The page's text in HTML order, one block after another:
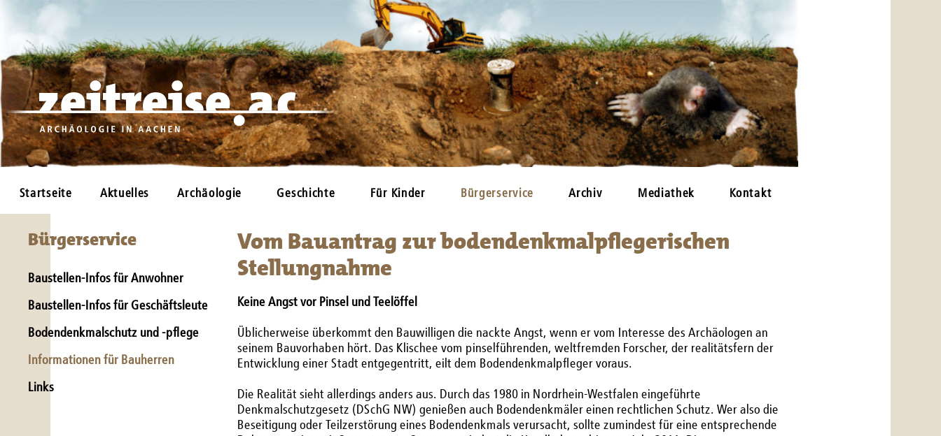
Startseite Aktuelles Archäologie Geschichte Für Kinder Bürgerservice Archiv Mediathek Kontakt
Bürgerservice
Baustellen-Infos für Anwohner
Baustellen-Infos für Geschäftsleute
Bodendenkmalschutz und -pflege
Informationen für Bauherren
Links
Vom Bauantrag zur bodendenkmalpflegerischen
Stellungnahme
Keine Angst vor Pinsel und Teelöffel
Üblicherweise überkommt den Bauwilligen die nackte Angst, wenn er vom Interesse des Archäologen an
seinem Bauvorhaben hört. Das Klischee vom pinselführenden, weltfremden Forscher, der realitätsfern der
Entwicklung einer Stadt entgegentritt, eilt dem Bodendenkmalpfleger voraus.
Die Realität sieht allerdings anders aus. Durch das 1980 in Nordrhein-Westfalen eingeführte
Denkmalschutzgesetz (DSchG NW) genießen auch Bodendenkmäler einen rechtlichen Schutz. Wer also die
Beseitigung oder Teilzerstörung eines Bodendenkmals verursacht, sollte zumindest für eine entsprechende